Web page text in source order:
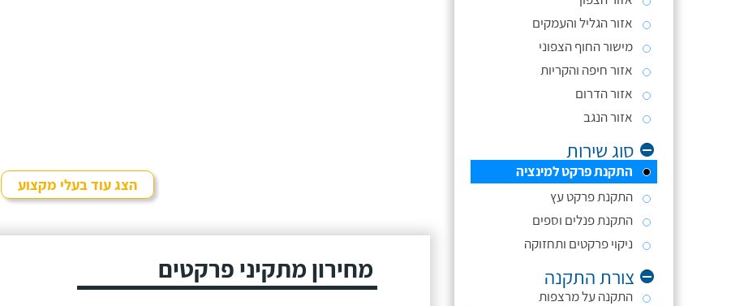
אזור הגליל והעמקים
מישור החוף הצפוני
אזור חיפה והקריות
אזור הדרום
אזור הנגב
סוג שירות
התקנת פרקט למינציה
התקנת פרקט עץ
התקנת פנלים וספים
ניקוי פרקטים ותחזוקה
צורת התקנה
התקנה על מרצפות
הצג עוד בעלי מקצוע
מחירון מתקיני פרקטים